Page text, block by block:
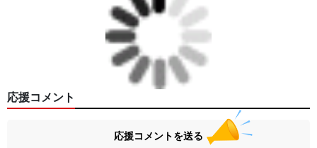
応援コメント
応援コメントを送る